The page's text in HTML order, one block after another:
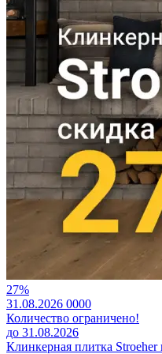
27%
31.08.2026 0000
Количество ограничено!
до 31.08.2026
Клинкерная плитка